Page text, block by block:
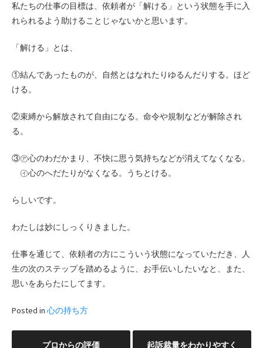
私たちの仕事の目標は、依頼者が「解ける」という状態を手に入
れられるよう助けることじゃないかと思います。
「解ける」とは、
①結んであったものが、自然とはなれたりゆるんだりする。ほど
ける。
②束縛から解放されて自由になる。命令や規制などが解除され
る。
③㋐心のわだかまり、不快に思う気持ちなどが消えてなくなる。
㋑心のへだたりがなくなる。うちとける。
らしいです。
わたしは妙にしっくりきました。
仕事を通じて、依頼者の方にこういう状態になっていただき、人
生の次のステップを踏めるように、お手伝いしたいなと、また、
思いをあらたにしてます。
Posted in 心の持ち方
プロからの評価 起訴裁量をわかりやすく